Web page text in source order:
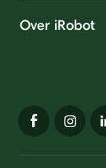
Over iRobot